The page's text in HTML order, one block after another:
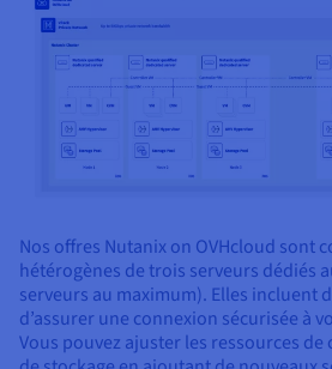
Nos offres Nutanix on OVHcloud sont
hétérogènes de trois serveurs dédiés
serveurs au maximum). Elles incluent
d’assurer une connexion sécurisée à
Vous pouvez ajuster les ressources